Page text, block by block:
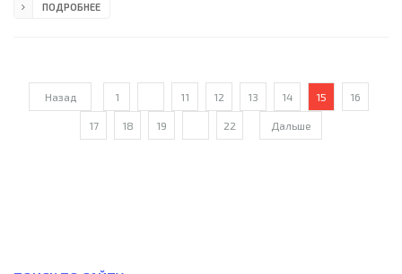
Фрейдфельдт (Эскильстуна, Швеция). "Шальке 04": Матиас
Кураньи, Джефферсон Фарфан (Халил Алтынтоп,
ПОДРОБНЕЕ
Назад 1 11 12 13 14 15 16
17 18 19 22 Дальше